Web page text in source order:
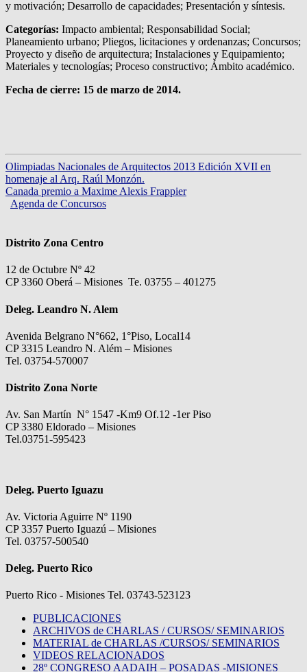
y motivación; Desarrollo de capacidades; Presentación y síntesis.
Categorías: Impacto ambiental; Responsabilidad Social;
Planeamiento urbano; Pliegos, licitaciones y ordenanzas; Concursos;
Proyecto y diseño de arquitectura; Instalaciones y Equipamiento;
Materiales y tecnologías; Proceso constructivo; Ámbito académico.
Fecha de cierre: 15 de marzo de 2014.
Olimpiadas Nacionales de Arquitectos 2013 Edición XVII en
homenaje al Arq. Raúl Monzón.
Canada premio a Maxime Alexis Frappier
Agenda de Concursos
Distrito Zona Centro
12 de Octubre Nº 42
CP 3360 Oberá – Misiones Te. 03755 – 401275
Deleg. Leandro N. Alem
Avenida Belgrano N°662, 1°Piso, Local14
CP 3315 Leandro N. Além – Misiones
Tel. 03754-570007
Distrito Zona Norte
Av. San Martín N° 1547 -Km9 Of.12 -1er Piso
CP 3380 Eldorado – Misiones
Tel.03751-595423
Deleg. Puerto Iguazu
Av. Victoria Aguirre Nº 1190
CP 3357 Puerto Iguazú – Misiones
Tel. 03757-500540
Deleg. Puerto Rico
Puerto Rico - Misiones Tel. 03743-523123
PUBLICACIONES
ARCHIVOS de CHARLAS / CURSOS/ SEMINARIOS
MATERIAL de CHARLAS /CURSOS/ SEMINARIOS
VIDEOS RELACIONADOS
28º CONGRESO AADAIH – POSADAS -MISIONES